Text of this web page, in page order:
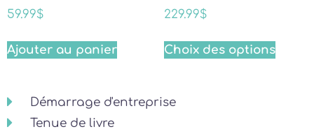
59.99$
Ajouter au panier
229.99$
Choix des options
Démarrage d'entreprise
Tenue de livre